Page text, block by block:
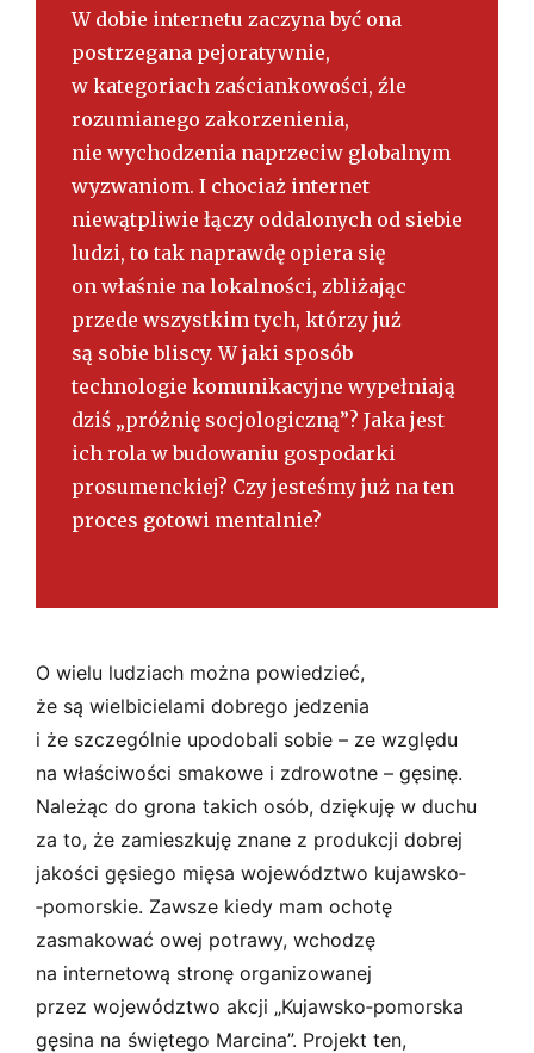
W dobie internetu zaczyna być ona
postrzegana pejoratywnie,
w kategoriach zaściankowości, źle
rozumianego zakorzenienia,
nie wychodzenia naprzeciw globalnym
wyzwaniom. I chociaż internet
niewątpliwie łączy oddalonych od siebie
ludzi, to tak naprawdę opiera się
on właśnie na lokalności, zbliżając
przede wszystkim tych, którzy już
są sobie bliscy. W jaki sposób
technologie komunikacyjne wypełniają
dziś „próżnię socjologiczną”? Jaka jest
ich rola w budowaniu gospodarki
prosumenckiej? Czy jesteśmy już na ten
proces gotowi mentalnie?
O wielu ludziach można powiedzieć,
że są wielbicielami dobrego jedzenia
i że szczególnie upodobali sobie – ze względu
na właściwości smakowe i zdrowotne – gęsinę.
Należąc do grona takich osób, dziękuję w duchu
za to, że zamieszkuję znane z produkcji dobrej
jakości gęsiego mięsa województwo kujawsko­
‑pomorskie. Zawsze kiedy mam ochotę
zasmakować owej potrawy, wchodzę
na internetową stronę organizowanej
przez województwo akcji „Kujawsko­‑pomorska
gęsina na świętego Marcina”. Projekt ten,